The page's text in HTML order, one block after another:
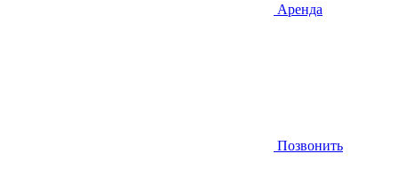
Аренда
Позвонить